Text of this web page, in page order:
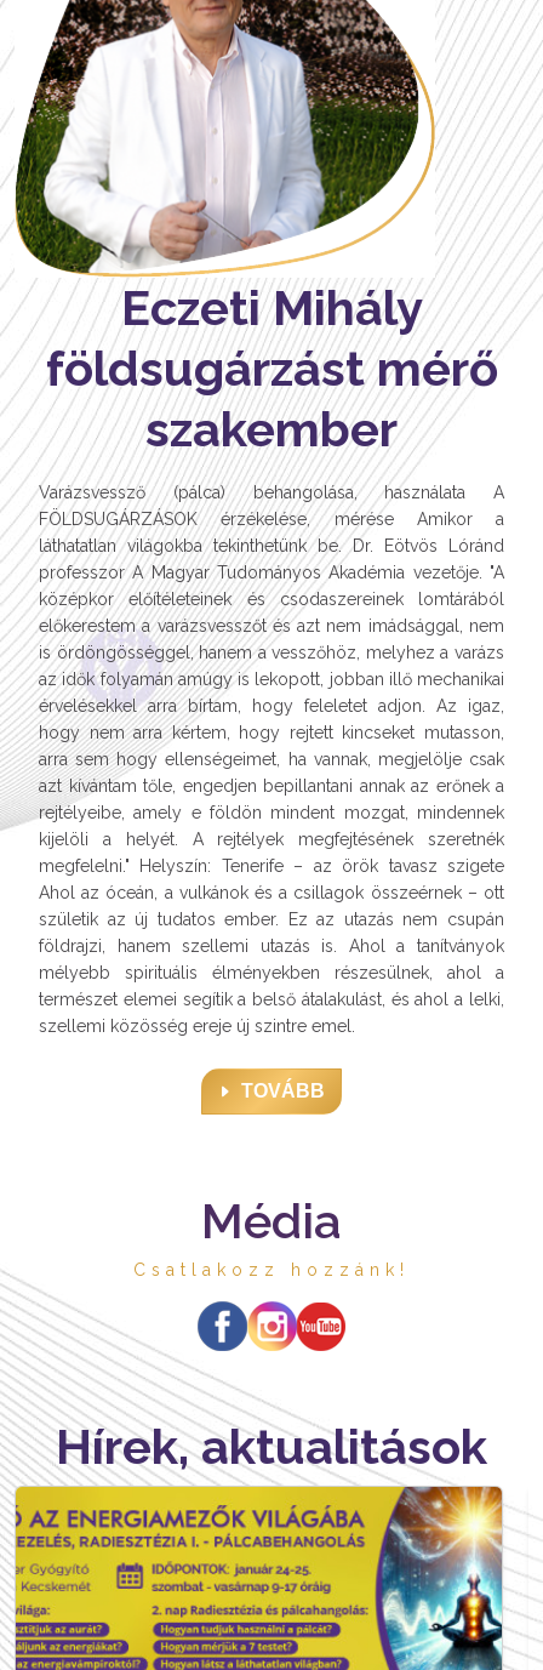
Eczeti Mihály
földsugárzást mérő
szakember
Varázsvessző (pálca) behangolása, használata A
FÖLDSUGÁRZÁSOK érzékelése, mérése Amikor a
láthatatlan világokba tekinthetünk be. Dr. Eötvös Lóránd
professzor A Magyar Tudományos Akadémia vezetője. "A
középkor előítéleteinek és csodaszereinek lomtárából
előkerestem a varázsvesszőt és azt nem imádsággal, nem
is ördöngösséggel, hanem a vesszőhöz, melyhez a varázs
az idők folyamán amúgy is lekopott, jobban illő mechanikai
érvelésekkel arra bírtam, hogy feleletet adjon. Az igaz,
hogy nem arra kértem, hogy rejtett kincseket mutasson,
arra sem hogy ellenségeimet, ha vannak, megjelölje csak
azt kívántam tőle, engedjen bepillantani annak az erőnek a
rejtélyeibe, amely e földön mindent mozgat, mindennek
kijelöli a helyét. A rejtélyek megfejtésének szeretnék
megfelelni." Helyszín: Tenerife – az örök tavasz szigete
Ahol az óceán, a vulkánok és a csillagok összeérnek – ott
születik az új tudatos ember. Ez az utazás nem csupán
földrajzi, hanem szellemi utazás is. Ahol a tanítványok
mélyebb spirituális élményekben részesülnek, ahol a
természet elemei segítik a belső átalakulást, és ahol a lelki,
szellemi közösség ereje új szintre emel.
TOVÁBB
Média
Csatlakozz hozzánk!
Hírek, aktualitások